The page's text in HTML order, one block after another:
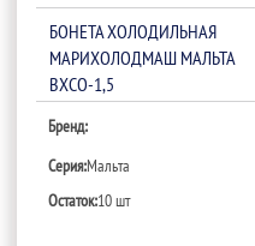
БОНЕТА ХОЛОДИЛЬНАЯ
МАРИХОЛОДМАШ МАЛЬТА
ВХСО-1,5
Бренд:
Серия:Мальта
Остаток:10 шт